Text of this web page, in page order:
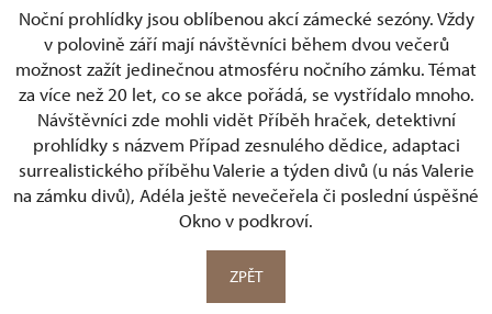
Noční prohlídky jsou oblíbenou akcí zámecké sezóny. Vždy
v polovině září mají návštěvníci během dvou večerů
možnost zažít jedinečnou atmosféru nočního zámku. Témat
za více než 20 let, co se akce pořádá, se vystřídalo mnoho.
Návštěvníci zde mohli vidět Příběh hraček, detektivní
prohlídky s názvem Případ zesnulého dědice, adaptaci
surrealistického příběhu Valerie a týden divů (u nás Valerie
na zámku divů), Adéla ještě nevečeřela či poslední úspěšné
Okno v podkroví.
ZPĚT